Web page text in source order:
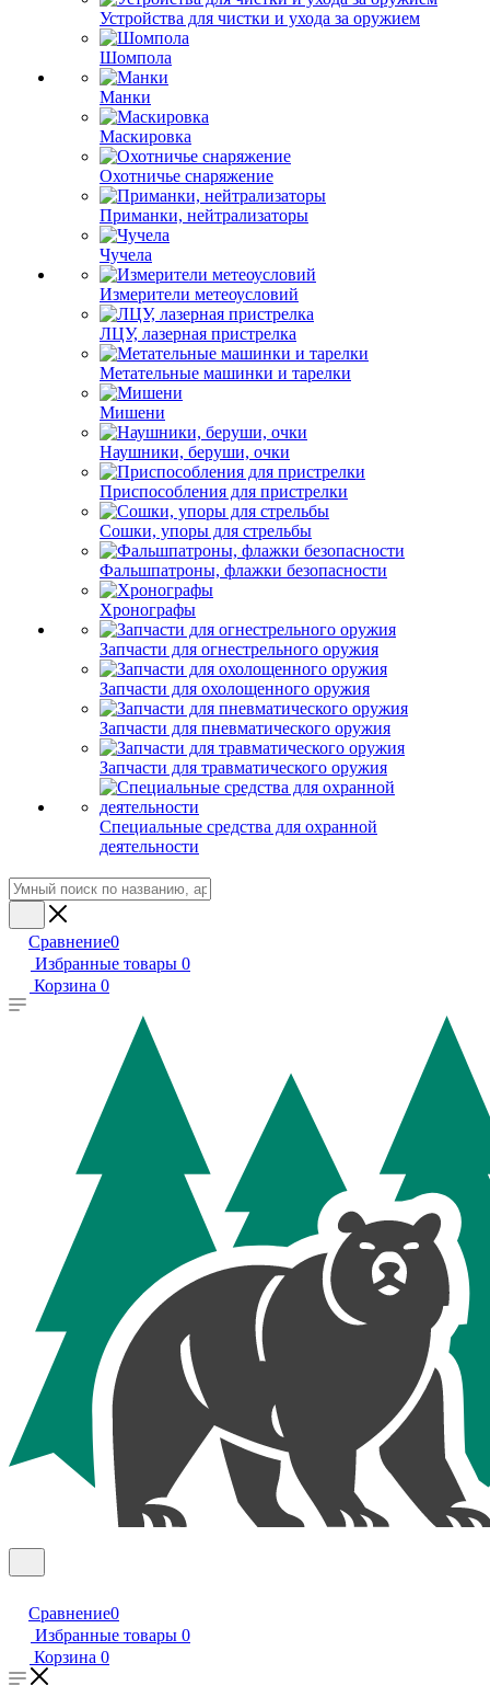
Устройства для чистки и ухода за оружием
Шомпола
Манки
Маскировка
Охотничье снаряжение
Приманки, нейтрализаторы
Чучела
Измерители метеоусловий
ЛЦУ, лазерная пристрелка
Метательные машинки и тарелки
Мишени
Наушники, беруши, очки
Приспособления для пристрелки
Сошки, упоры для стрельбы
Фальшпатроны, флажки безопасности
Хронографы
Запчасти для огнестрельного оружия
Запчасти для охолощенного оружия
Запчасти для пневматического оружия
Запчасти для травматического оружия
Специальные средства для охранной
деятельности
Сравнение0
Избранные товары 0
Корзина 0
Сравнение0
Избранные товары 0
Корзина 0